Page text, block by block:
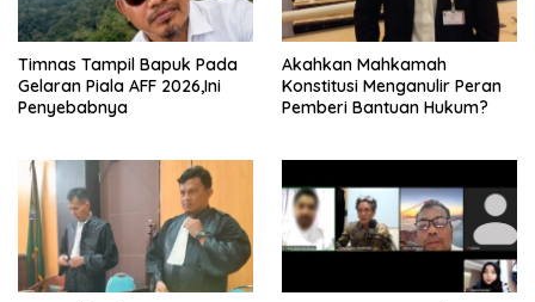
Timnas Tampil Bapuk Pada
Gelaran Piala AFF 2026,Ini
Penyebabnya
Akahkan Mahkamah
Konstitusi Menganulir Peran
Pemberi Bantuan Hukum?